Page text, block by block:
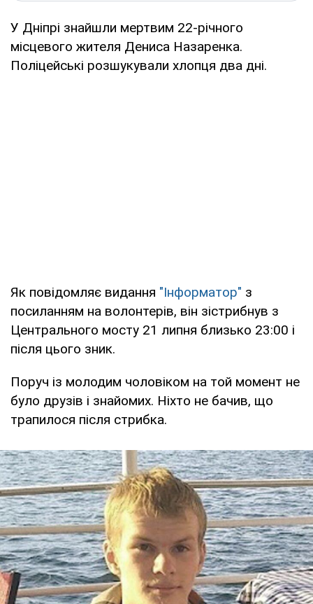
У Дніпрі знайшли мертвим 22-річного
місцевого жителя Дениса Назаренка.
Поліцейські розшукували хлопця два дні.
Як повідомляє видання "Інформатор" з
посиланням на волонтерів, він зістрибнув з
Центрального мосту 21 липня близько 23:00 і
після цього зник.
Поруч із молодим чоловіком на той момент не
було друзів і знайомих. Ніхто не бачив, що
трапилося після стрибка.